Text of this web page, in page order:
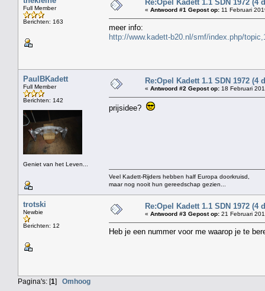
Full Member
Berichten: 163
Re:Opel Kadett 1.1 SDN 1972 (4
« Antwoord #1 Gepost op: 11 Februari
meer info:
http://www.kadett-b20.nl/smf/index.php/
PaulBKadett
Full Member
Berichten: 142
Geniet van het Leven...
Re:Opel Kadett 1.1 SDN 1972 (4
« Antwoord #2 Gepost op: 18 Februari
prijsidee?
Veel Kadett-Rijders hebben half Europa doorkruisd,
maar nog nooit hun gereedschap gezien...
trotski
Newbie
Berichten: 12
Re:Opel Kadett 1.1 SDN 1972 (4
« Antwoord #3 Gepost op: 21 Februari
Heb je een nummer voor me waarop je te
Pagina's: [1] Omhoog